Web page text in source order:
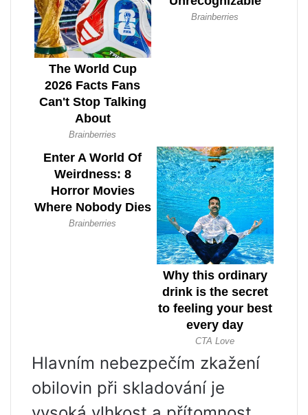
Hlavním nebezpečím zkažení
obilovin při skladování je